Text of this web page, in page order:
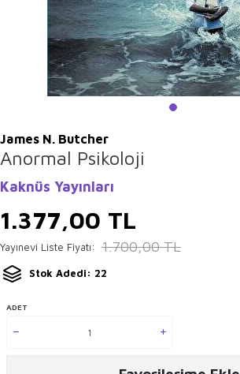
James N. Butcher
Anormal Psikoloji
Kaknüs Yayınları
1.377,00 TL
Yayınevi Liste Fiyatı: 1.700,00TL
Stok Adedi: 22
ADET